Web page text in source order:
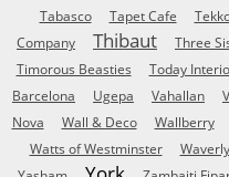
Tabasco
Tapet Cafe
Company
Thibaut Three
Timorous Beasties
Today
Barcelona
Ugepa Vahallan
Nova
Wall & Deco Wallberry
Watts of Westminster
Waverly